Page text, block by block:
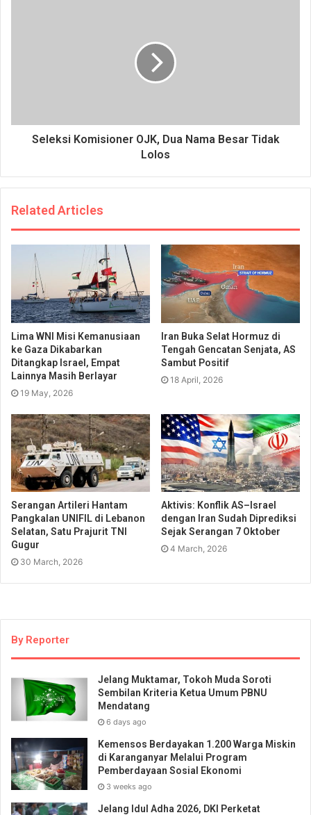
Seleksi Komisioner OJK, Dua Nama Besar Tidak
Lolos
Related Articles
Lima WNI Misi Kemanusiaan
ke Gaza Dikabarkan
Ditangkap Israel, Empat
Lainnya Masih Berlayar
19 May, 2026
Iran Buka Selat Hormuz di
Tengah Gencatan Senjata, AS
Sambut Positif
18 April, 2026
Serangan Artileri Hantam
Pangkalan UNIFIL di Lebanon
Selatan, Satu Prajurit TNI
Gugur
30 March, 2026
Aktivis: Konflik AS–Israel
dengan Iran Sudah Diprediksi
Sejak Serangan 7 Oktober
4 March, 2026
By Reporter
Jelang Muktamar, Tokoh Muda Soroti
Sembilan Kriteria Ketua Umum PBNU
Mendatang
6 days ago
Kemensos Berdayakan 1.200 Warga Miskin
di Karanganyar Melalui Program
Pemberdayaan Sosial Ekonomi
3 weeks ago
Jelang Idul Adha 2026, DKI Perketat